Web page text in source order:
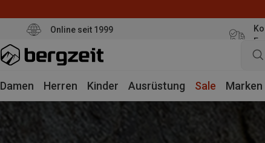
Online seit 1999
Damen Herren Kinder Ausrüstung Sale Marken